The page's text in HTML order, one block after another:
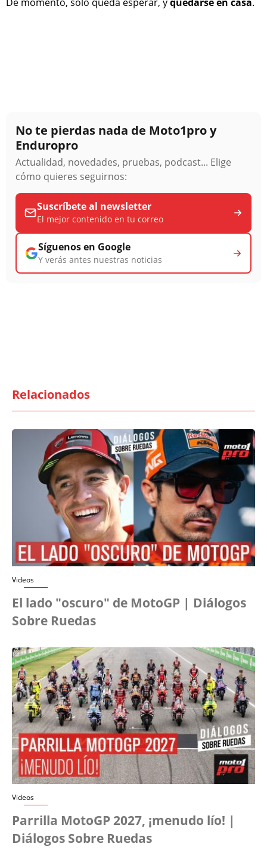
No te pierdas nada de Moto1pro y
Enduropro
Actualidad, novedades, pruebas, podcast... Elige
cómo quieres seguirnos:
Suscríbete al newsletter
El mejor contenido en tu correo
Síguenos en Google
Y verás antes nuestras noticias
Relacionados
Videos
El lado "oscuro" de MotoGP | Diálogos
Sobre Ruedas
Videos
Parrilla MotoGP 2027, ¡menudo lío! |
Diálogos Sobre Ruedas